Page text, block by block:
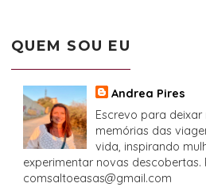
QUEM SOU EU
Andrea Pires
Escrevo para
memórias das
vida, inspirando
experimentar novas
comsaltoeasas@gmail.com